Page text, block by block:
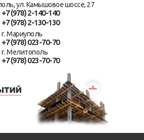
ул. Камышовое шоссе, 27
+7 (978) 2-140-140
+7 (978) 2-130-130
г. Мариуполь
+7 (978) 023-70-70
г. Мелитополь
+7 (978) 023-70-70